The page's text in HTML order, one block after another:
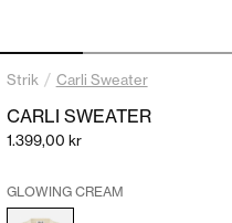
Strik / Carli Sweater
CARLI SWEATER
Salgspris
1.399,00 kr
GLOWING CREAM